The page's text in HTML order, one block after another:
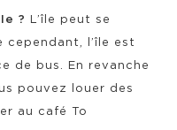
?
L’île peut se
l’île est
de bus. En revanche
pouvez louer des
au café To